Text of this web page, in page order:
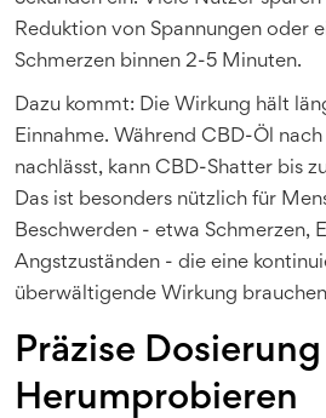
Reduktion von Spannungen oder
Schmerzen binnen 2-5 Minuten.
Dazu kommt: Die Wirkung hält
Einnahme. Während CBD-Öl
nachlässt, kann CBD-Shatter bis
Das ist besonders nützlich für
Beschwerden - etwa Schmerzen,
Angstzuständen - die eine
überwältigende Wirkung
Präzise
Herumprobieren